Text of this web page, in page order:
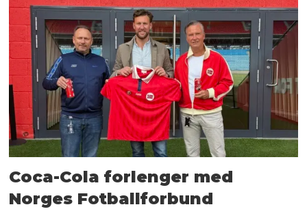
Coca-Cola forlenger med
Norges Fotballforbund